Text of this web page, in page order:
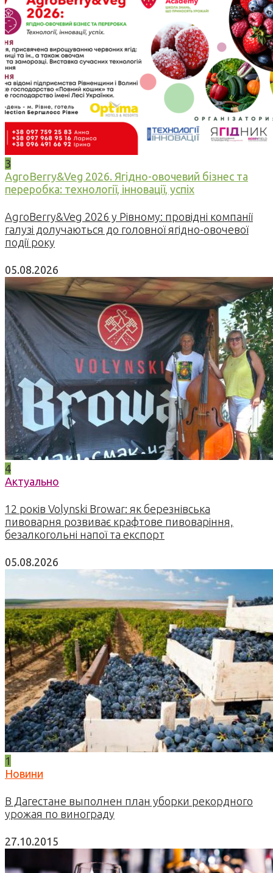
3
AgroBerry&Veg 2026. Ягідно-овочевий бізнес та
переробка: технології, інновації, успіх
AgroBerry&Veg 2026 у Рівному: провідні компанії
галузі долучаються до головної ягідно-овочевої
події року
05.08.2026
4
Актуально
12 років Volynski Browar: як березнівська
пивоварня розвиває крафтове пивоваріння,
безалкогольні напої та експорт
05.08.2026
1
Новини
В Дагестане выполнен план уборки рекордного
урожая по винограду
27.10.2015